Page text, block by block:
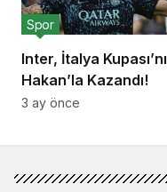
Inter, İtalya Kupası’nı
Hakan’la Kazandı!
Spor
3 ay önce